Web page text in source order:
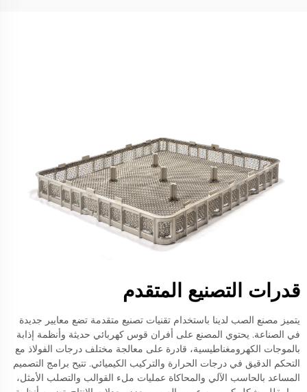
قدرات التصنيع المتقدم
يتميز مصنع الصب لدينا باستخدام تقنيات تصنيع متقدمة تضع معايير جديدة
في الصناعة. يحتوي المصنع على أفران قوس كهربائي حديثة وأنظمة إذابة
بالموجات الكهرومغناطيسية، قادرة على معالجة مختلف درجات الفولاذ مع
التحكم الدقيق في درجات الحرارة والتركيب الكيميائي. تتيح برامج التصميم
المساعد بالحاسب الآلي والمحاكاة عمليات ملء القوالب والتصلب الأمثل،